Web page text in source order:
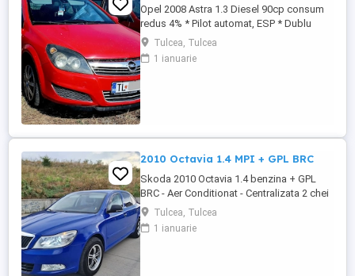
Opel 2008 Astra 1.3 Diesel 90cp consum
redus 4% * Pilot automat, ESP * Dublu
Climatronic * Geamuri electrice * Oglinzile
electrice * Servodirectie, ABS * Radio CD
original * Computer de bord * Senzori de
Tulcea, Tulcea
1 ianuarie
2010 Octavia 1.4 MPI + GPL BRC
Skoda 2010 Octavia 1.4 benzina + GPL
BRC - Aer Conditionat - Centralizata 2 chei
- Geamuri electrice - Oglinzile electrice -
Computer de bord - Jante din aliaj usor -
Folii omologate RAR - Proiectoare de
Tulcea, Tulcea
1 ianuarie